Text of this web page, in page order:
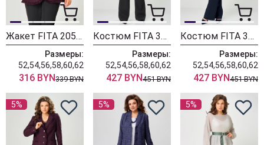
Жакет FITA 2051-4 бордовый
Размеры:
52,54,56,58,60,62
316 BYN339 BYN
Костюм FITA 337-4 черно-сапфировый
Размеры:
52,54,56,58,60,62
427 BYN451 BYN
Костюм FITA 337-3 сине-сапфировый
Размеры:
52,54,56,58,60,62
427 BYN451 BYN
5% 5% 5%